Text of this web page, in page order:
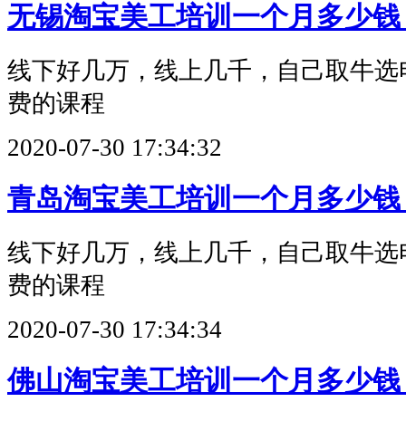
无锡淘宝美工培训一个月多少
线下好几万，线上几千，自己取牛
费的课程
2020-07-30 17:34:32
青岛淘宝美工培训一个月多少
线下好几万，线上几千，自己取牛
费的课程
2020-07-30 17:34:34
佛山淘宝美工培训一个月多少